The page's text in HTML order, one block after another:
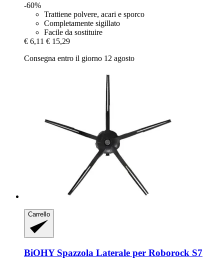
-60%
Trattiene polvere, acari e sporco
Completamente sigillato
Facile da sostituire
€ 6,11 € 15,29
Consegna entro il giorno 12 agosto
Carrello
BiOHYSpazzola Laterale per Roborock S7